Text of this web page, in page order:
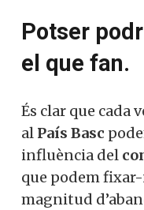
Potser
el que fan.
És clar que cada
al País Basc
influència del
que podem
magnitud